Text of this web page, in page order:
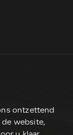
ontzettend
website,